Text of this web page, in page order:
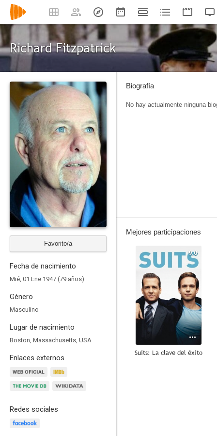
Richard Fitzpatrick
Favorito/a
Fecha de nacimiento
Mié, 01 Ene 1947 (79 años)
Género
Masculino
Lugar de nacimiento
Boston, Massachusetts, USA
Enlaces externos
Redes sociales
Biografía
No hay actualmente ninguna
Mejores participaciones
9.0
Suits: La clave del éxito